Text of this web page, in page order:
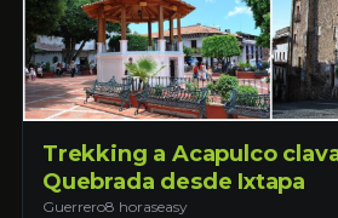
Trekking a Acapulco
Quebrada desde Ixtapa
Guerrero8 horaseasy